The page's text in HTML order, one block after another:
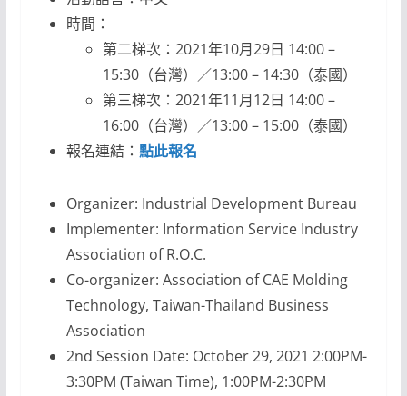
時間：
第二梯次：2021年10月29日 14:00 –
15:30（台灣）／13:00 – 14:30（泰國）
第三梯次：2021年11月12日 14:00 –
16:00（台灣）／13:00 – 15:00（泰國）
報名連結： 點此報名
Organizer: Industrial Development Bureau
Implementer: Information Service Industry
Association of R.O.C.
Co-organizer: Association of CAE Molding
Technology, Taiwan-Thailand Business
Association
2nd Session Date: October 29, 2021 2:00PM-
3:30PM (Taiwan Time), 1:00PM-2:30PM